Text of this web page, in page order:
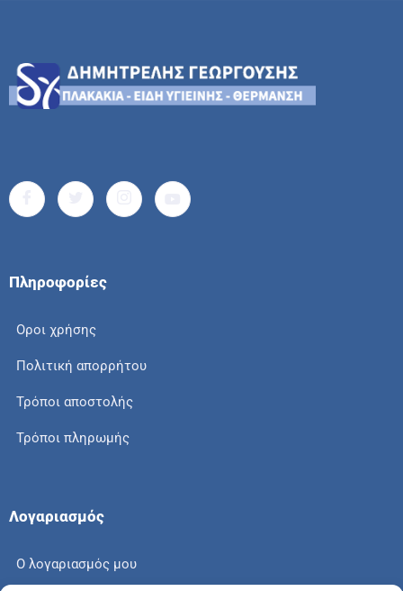
Πληροφορίες
Οροι χρήσης
Πολιτική απορρήτου
Τρόποι αποστολής
Τρόποι πληρωμής
Λογαριασμός
Ο λογαριασμός μου